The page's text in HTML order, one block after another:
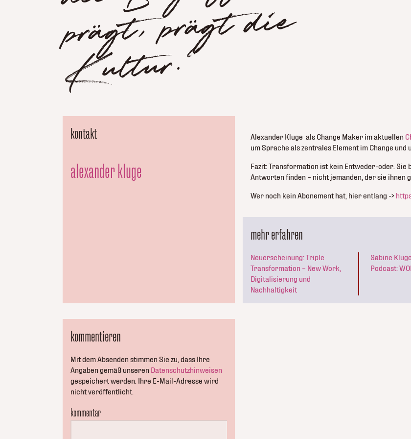
die
Kultur.“
kontakt
alexander kluge
Alexander Kluge als Change Maker im aktuellen
um Sprache als zentrales Element im Change und
Fazit: Transformation ist kein Entweder-oder. Sie
Antworten finden – nicht jemanden, der sie ihnen
Wer noch kein Abonement hat, hier entlang ->
mehr erfahren
Neuerscheinung: Triple
Transformation – New Work,
Digitalisierung und
Nachhaltigkeit
Sabine
Podcast:
kommentieren
Mit dem Absenden stimmen Sie zu, dass Ihre
Angaben gemäß unseren Datenschutzhinweisen
gespeichert werden. Ihre E-Mail-Adresse wird
nicht veröffentlicht.
kommentar